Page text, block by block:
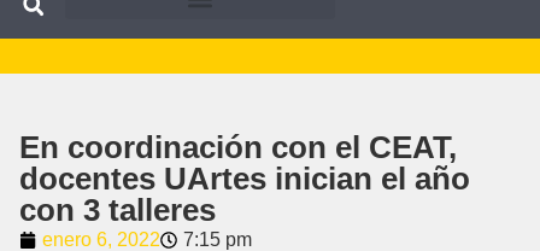
En coordinación con el CEAT,
docentes UArtes inician el año
con 3 talleres
enero 6, 2022 7:15 pm